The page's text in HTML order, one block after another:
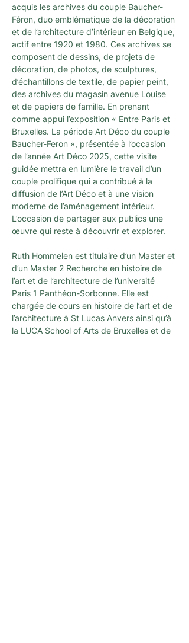
acquis les archives du couple Baucher-
Féron, duo emblématique de la décoration
et de l’architecture d’intérieur en Belgique,
actif entre 1920 et 1980. Ces archives se
composent de dessins, de projets de
décoration, de photos, de sculptures,
d’échantillons de textile, de papier peint,
des archives du magasin avenue Louise
et de papiers de famille. En prenant
comme appui l’exposition « Entre Paris et
Bruxelles. La période Art Déco du couple
Baucher-Feron », présentée à l’occasion
de l’année Art Déco 2025, cette visite
guidée mettra en lumière le travail d’un
couple prolifique qui a contribué à la
diffusion de l’Art Déco et à une vision
moderne de l’aménagement intérieur.
L’occasion de partager aux publics une
œuvre qui reste à découvrir et explorer.
Ruth Hommelen est titulaire d’un Master et
d’un Master 2 Recherche en histoire de
l’art et de l’architecture de l’université
Paris 1 Panthéon-Sorbonne. Elle est
chargée de cours en histoire de l’art et de
l’architecture à St Lucas Anvers ainsi qu’à
la LUCA School of Arts de Bruxelles et de